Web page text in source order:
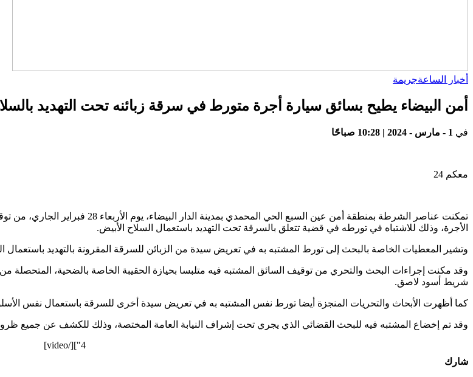
أخبار الساعةجريمة
أمن البيضاء يطيح بسائق سيارة أجرة متورط في سرقة زبائنه تحت التهديد
في 1 - مارس - 2024 | 10:28 صباحًا
معكم 24
الأجرة، وذلك للاشتباه في تورطه في قضية تتعلق بالسرقة تحت التهديد باستعمال السلاح الأبيض.
وتشير المعطيات الخاصة بالبحث إلى تورط المشتبه به في تعريض سيدة من الزبائن للسرقة المقرونة بالتهديد باستعمال
وقد مكنت إجراءات البحث والتحري من توقيف السائق المشتبه فيه متلبسا بحيازة الحقيبة الخاصة بالضحية، المتحصلة
شريط أسود لاصق.
كما أظهرت الأبحاث والتحريات المنجزة أيضا تورط نفس المشتبه به في تعريض سيدة أخرى للسرقة باستعمال نفس
وقد تم إخضاع المشتبه فيه للبحث القضائي الذي يجري تحت إشراف النيابة العامة المختصة، وذلك للكشف عن جميع ظروف
4"][/video]
شارك